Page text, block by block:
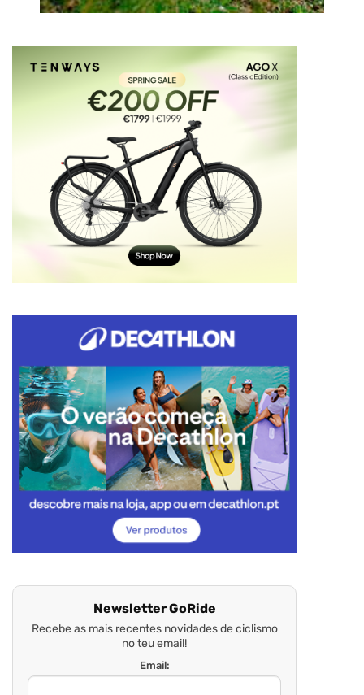
Newsletter GoRide
Recebe as mais recentes novidades de ciclismo
no teu email!
Email: